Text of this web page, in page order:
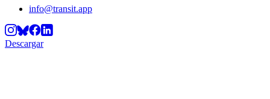
info@transit.app
Descargar